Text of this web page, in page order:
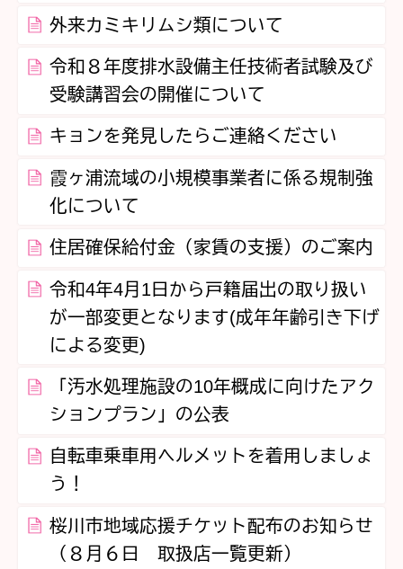
外来カミキリムシ類について
令和８年度排水設備主任技術者試験及び
受験講習会の開催について
キョンを発見したらご連絡ください
霞ヶ浦流域の小規模事業者に係る規制強
化について
住居確保給付金（家賃の支援）のご案内
令和4年4月1日から戸籍届出の取り扱い
が一部変更となります(成年年齢引き下げ
による変更)
「汚水処理施設の10年概成に向けたアク
ションプラン」の公表
自転車乗車用ヘルメットを着用しましょ
う！
桜川市地域応援チケット配布のお知らせ
（８月６日 取扱店一覧更新）